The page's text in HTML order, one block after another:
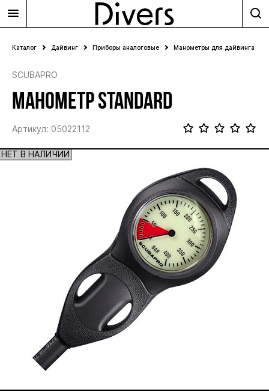
Каталог Дайвинг Приборы аналоговые Манометры для дайвинга
SCUBAPRO
МАНОМЕТР STANDARD
Артикул: 05022112
НЕТ В НАЛИЧИИ